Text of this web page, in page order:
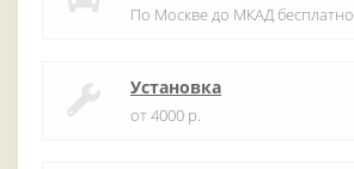
По Москве до МКАД бесплатно
Установка
от 4000 р.